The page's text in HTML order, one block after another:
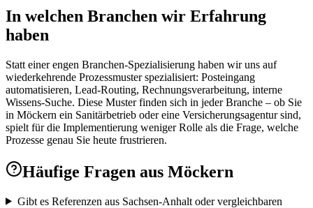
In welchen Branchen wir Erfahrung
haben
Statt einer engen Branchen-Spezialisierung haben wir uns auf
wiederkehrende Prozessmuster spezialisiert: Posteingang
automatisieren, Lead-Routing, Rechnungsverarbeitung, interne
Wissens-Suche. Diese Muster finden sich in jeder Branche – ob Sie
in Möckern ein Sanitärbetrieb oder eine Versicherungsagentur sind,
spielt für die Implementierung weniger Rolle als die Frage, welche
Prozesse genau Sie heute frustrieren.
Häufige Fragen aus Möckern
Gibt es Referenzen aus Sachsen-Anhalt oder vergleichbaren